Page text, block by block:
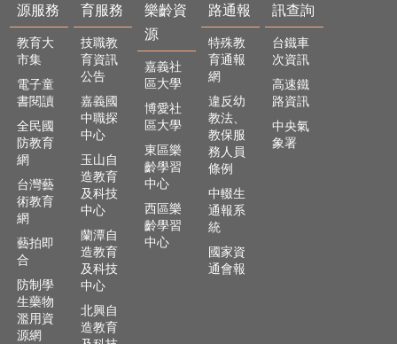
資
源
各
項
網
路
通
報
交
通
資
訊
查
詢
回
首
源服務
教育大
市集
電子童
書閱讀
全民國
防教育
網
台灣藝
術教育
網
藝拍即
合
防制學
生藥物
濫用資
源網
育服務
技職教
育資訊
公告
嘉義國
中職探
中心
玉山自
造教育
及科技
中心
蘭潭自
造教育
及科技
中心
北興自
造教育
樂齡資
源
嘉義社
區大學
博愛社
區大學
東區樂
齡學習
中心
西區樂
齡學習
中心
路通報
特殊教
育通報
網
違反幼
教法、
教保服
務人員
條例
中輟生
通報系
統
國家資
通會報
訊查詢
台鐵車
次資訊
高速鐵
路資訊
中央氣
象署